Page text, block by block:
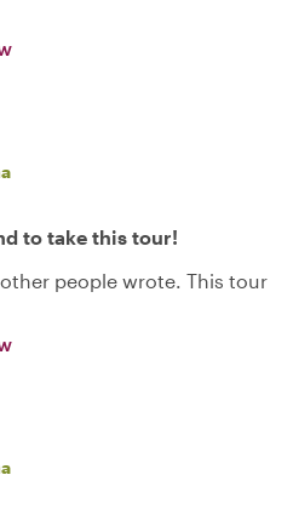
to take this tour!
people wrote. This tour